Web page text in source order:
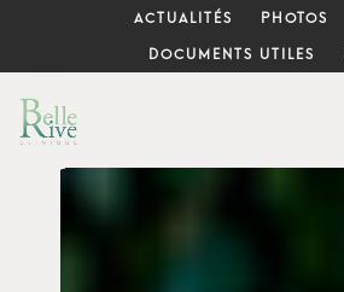
ACTUALITÉS PHOTOS
DOCUMENTS UTILES